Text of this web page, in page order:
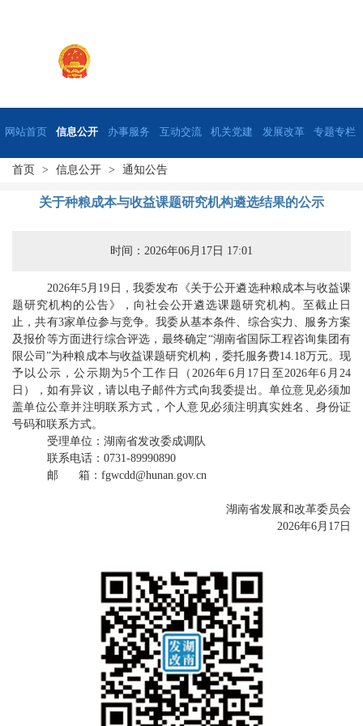
网站首页 信息公开 办事服务 互动交流 机关党建 发展改革 专题专栏
首页 > 信息公开 > 通知公告
关于种粮成本与收益课题研究机构遴选结果的公示
时间：2026年06月17日 17:01
2026年5月19日，我委发布《关于公开遴选种粮成本与收益课
题研究机构的公告》，向社会公开遴选课题研究机构。至截止日
止，共有3家单位参与竞争。我委从基本条件、综合实力、服务方案
及报价等方面进行综合评选，最终确定“湖南省国际工程咨询集团有
限公司”为种粮成本与收益课题研究机构，委托服务费14.18万元。现
予以公示，公示期为5个工作日（2026年6月17日至2026年6月24
日），如有异议，请以电子邮件方式向我委提出。单位意见必须加
盖单位公章并注明联系方式，个人意见必须注明真实姓名、身份证
号码和联系方式。
受理单位：湖南省发改委成调队
联系电话：0731-89990890
邮 箱： fgwcdd@hunan.gov.cn
湖南省发展和改革委员会
2026年6月17日